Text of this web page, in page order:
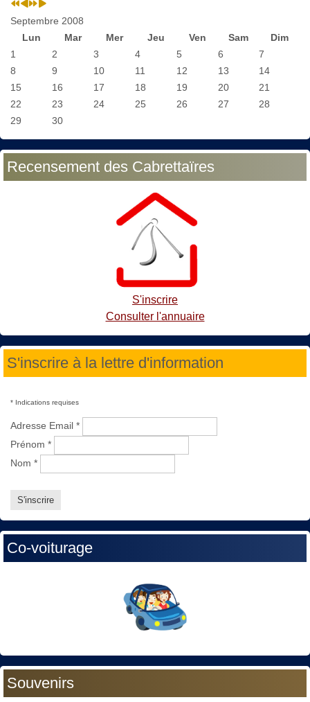
Septembre 2008
Lun
Mar Mer Jeu Ven Sam
Dim
1
2 3 4 5 6
7
8
9 10 11 12 13
14
15
16 17 18 19 20
21
22
23 24 25 26 27
28
29
30
Recensement des Cabrettaïres
S'inscrire
Consulter l'annuaire
S'inscrire à la lettre d'information
* Indications requises
Adresse Email *
Prénom *
Nom *
Co-voiturage
Souvenirs